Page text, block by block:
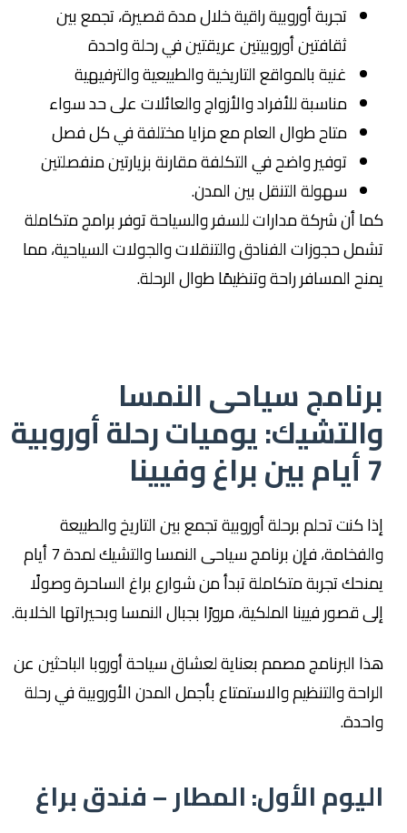
تجربة أوروبية راقية خلال مدة قصيرة، تجمع بين
ثقافتين أوروبيتين عريقتين في رحلة واحدة
غنية بالمواقع التاريخية والطبيعية والترفيهية
مناسبة للأفراد والأزواج والعائلات على حد سواء
متاح طوال العام مع مزايا مختلفة في كل فصل
توفير واضح في التكلفة مقارنة بزيارتين منفصلتين
سهولة التنقل بين المدن.
كما أن شركة مدارات للسفر والسياحة توفر برامج متكاملة
تشمل حجوزات الفنادق والتنقلات والجولات السياحية، مما
يمنح المسافر راحة وتنظيمًا طوال الرحلة.
برنامج سياحى النمسا
والتشيك: يوميات رحلة أوروبية
7 أيام بين براغ وفيينا
إذا كنت تحلم برحلة أوروبية تجمع بين التاريخ والطبيعة
والفخامة، فإن برنامج سياحى النمسا والتشيك لمدة 7 أيام
يمنحك تجربة متكاملة تبدأ من شوارع براغ الساحرة وصولًا
إلى قصور فيينا الملكية، مرورًا بجبال النمسا وبحيراتها الخلابة.
هذا البرنامج مصمم بعناية لعشاق سياحة أوروبا الباحثين عن
الراحة والتنظيم والاستمتاع بأجمل المدن الأوروبية في رحلة
واحدة.
اليوم الأول: المطار – فندق براغ